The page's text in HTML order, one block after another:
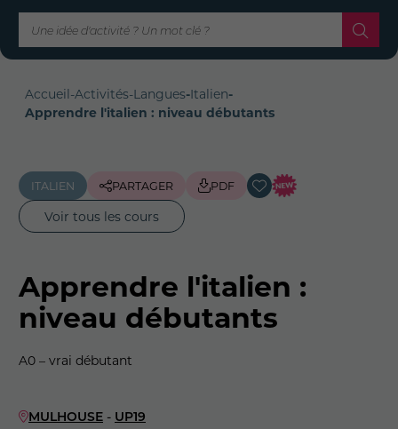
Accueil-Activités-Langues-Italien-
Apprendre l'italien : niveau débutants
ITALIEN PARTAGER PDF
Voir tous les cours
Apprendre l'italien :
niveau débutants
A0 – vrai débutant
MULHOUSE - UP19